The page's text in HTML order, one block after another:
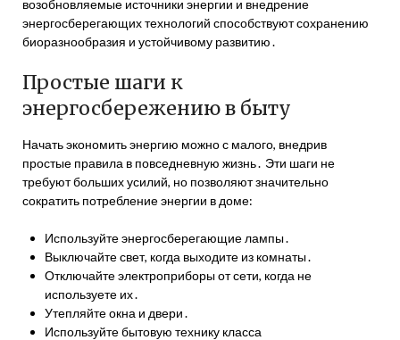
возобновляемые источники энергии и внедрение
энергосберегающих технологий способствуют сохранению
биоразнообразия и устойчивому развитию․
Простые шаги к
энергосбережению в быту
Начать экономить энергию можно с малого, внедрив
простые правила в повседневную жизнь․ Эти шаги не
требуют больших усилий, но позволяют значительно
сократить потребление энергии в доме:
Используйте энергосберегающие лампы․
Выключайте свет, когда выходите из комнаты․
Отключайте электроприборы от сети, когда не
используете их․
Утепляйте окна и двери․
Используйте бытовую технику класса